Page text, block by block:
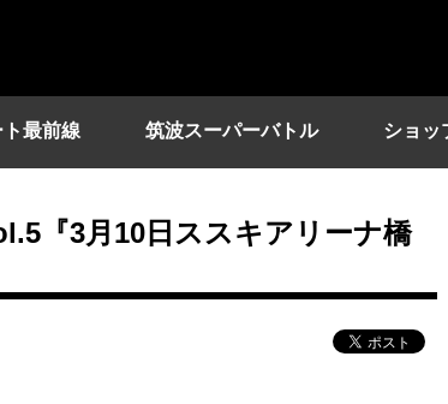
最前線 筑波スーパーバトル ショッ
『3月10日ススキアリーナ橋